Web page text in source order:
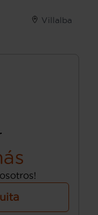
Villalba